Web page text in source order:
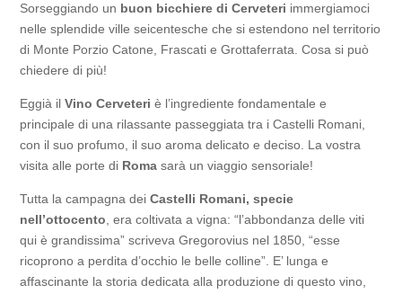
Sorseggiando un buon bicchiere di Cerveteri immergiamoci
nelle splendide ville seicentesche che si estendono nel territorio
di Monte Porzio Catone, Frascati e Grottaferrata. Cosa si può
chiedere di più!
Eggià ilVino Cerveteri è l’ingrediente fondamentale e
principale di una rilassante passeggiata tra i Castelli Romani,
con il suo profumo, il suo aroma delicato e deciso. La vostra
visita alle porte di Roma sarà un viaggio sensoriale!
Tutta la campagna deiCastelli Romani, specie
nell’ottocento , era coltivata a vigna: “l’abbondanza delle viti
qui è grandissima” scriveva Gregorovius nel 1850, “esse
ricoprono a perdita d’occhio le belle colline”. E’ lunga e
affascinante la storia dedicata alla produzione di questo vino,